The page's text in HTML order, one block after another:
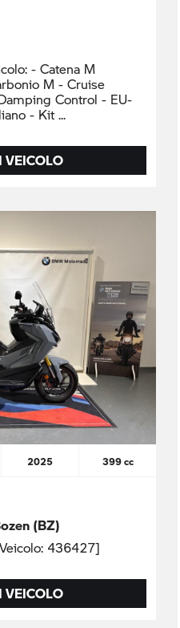
- Catena M
M - Cruise
Control - EU-
- Kit
VEICOLO
2025 399 cc
(BZ)
436427]
VEICOLO